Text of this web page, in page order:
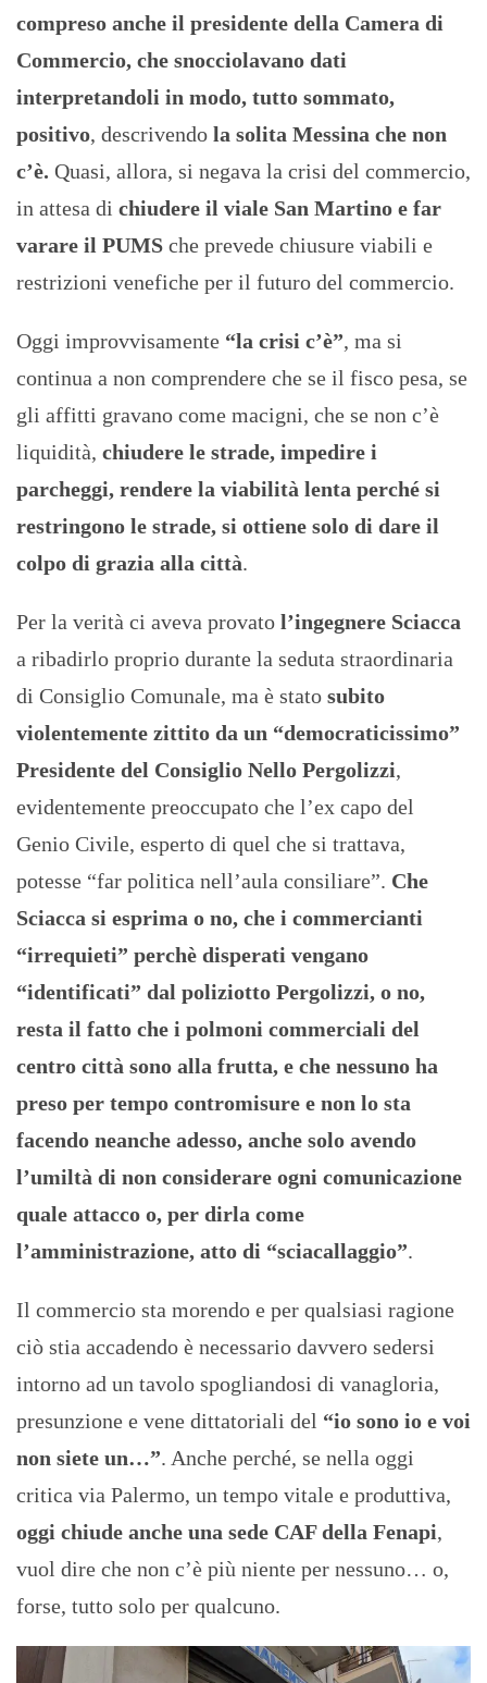
compreso anche il presidente della Camera di
Commercio, che snocciolavano dati
interpretandoli in modo, tutto sommato,
positivo, descrivendo la solita Messina che non
c’è. Quasi, allora, si negava la crisi del commercio,
in attesa di chiudere il viale San Martino e far
varare il PUMS che prevede chiusure viabili e
restrizioni venefiche per il futuro del commercio.
Oggi improvvisamente “la crisi c’è”, ma si
continua a non comprendere che se il fisco pesa, se
gli affitti gravano come macigni, che se non c’è
liquidità, chiudere le strade, impedire i
parcheggi, rendere la viabilità lenta perché si
restringono le strade, si ottiene solo di dare il
colpo di grazia alla città.
Per la verità ci aveva provato l’ingegnere Sciacca
a ribadirlo proprio durante la seduta straordinaria
di Consiglio Comunale, ma è stato subito
violentemente zittito da un “democraticissimo”
Presidente del Consiglio Nello Pergolizzi,
evidentemente preoccupato che l’ex capo del
Genio Civile, esperto di quel che si trattava,
potesse “far politica nell’aula consiliare”. Che
Sciacca si esprima o no, che i commercianti
“irrequieti” perchè disperati vengano
“identificati” dal poliziotto Pergolizzi, o no,
resta il fatto che i polmoni commerciali del
centro città sono alla frutta, e che nessuno ha
preso per tempo contromisure e non lo sta
facendo neanche adesso, anche solo avendo
l’umiltà di non considerare ogni comunicazione
quale attacco o, per dirla come
l’amministrazione, atto di “sciacallaggio”.
Il commercio sta morendo e per qualsiasi ragione
ciò stia accadendo è necessario davvero sedersi
intorno ad un tavolo spogliandosi di vanagloria,
presunzione e vene dittatoriali del “io sono io e voi
non siete un…”. Anche perché, se nella oggi
critica via Palermo, un tempo vitale e produttiva,
oggi chiude anche una sede CAF della Fenapi,
vuol dire che non c’è più niente per nessuno… o,
forse, tutto solo per qualcuno.